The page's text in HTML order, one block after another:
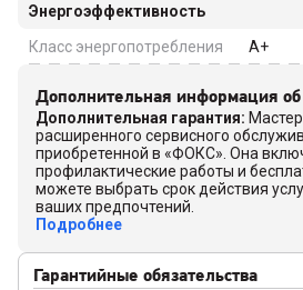
Энергоэффективность
Класс энергопотребления
A+
Дополнительная информация об
Дополнительная гарантия:
расширенного сервисного
приобретенной в «ФОКС». Она
профилактические работы и
можете выбрать срок действия
ваших предпочтений.
Подробнее
Гарантийные обязательства